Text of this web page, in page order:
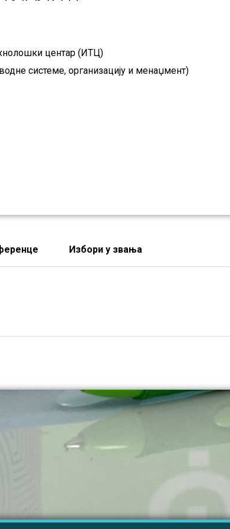
центар (ИТЦ)
системе, организацију и менаџмент)
Избори у звања